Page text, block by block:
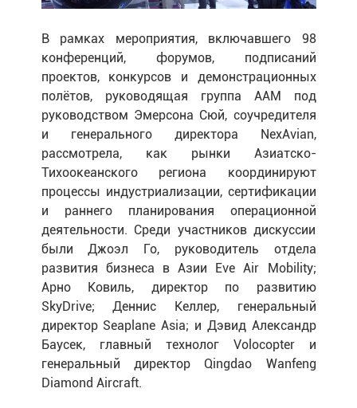
В рамках мероприятия, включавшего 98
конференций, форумов, подписаний
проектов, конкурсов и демонстрационных
полётов, руководящая группа AAM под
руководством Эмерсона Сюй, соучредителя
и генерального директора NexAvian,
рассмотрела, как рынки Азиатско-
Тихоокеанского региона координируют
процессы индустриализации, сертификации
и раннего планирования операционной
деятельности. Среди участников дискуссии
были Джоэл Го, руководитель отдела
развития бизнеса в Азии Eve Air Mobility;
Арно Ковиль, директор по развитию
SkyDrive; Деннис Келлер, генеральный
директор Seaplane Asia; и Дэвид Александр
Баусек, главный технолог Volocopter и
генеральный директор Qingdao Wanfeng
Diamond Aircraft.